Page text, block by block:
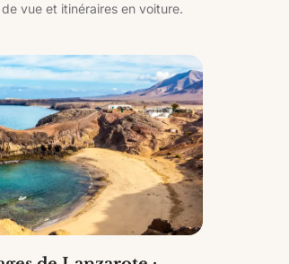
vue et itinéraires en voiture.